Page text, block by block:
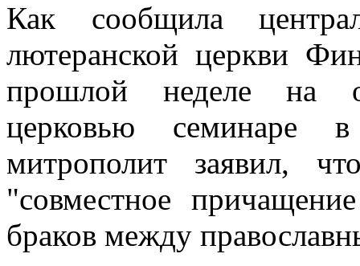
Как сообщила
лютеранской церкви
прошлой неделе на
церковью семинаре
митрополит заявил,
"совместное
браков между